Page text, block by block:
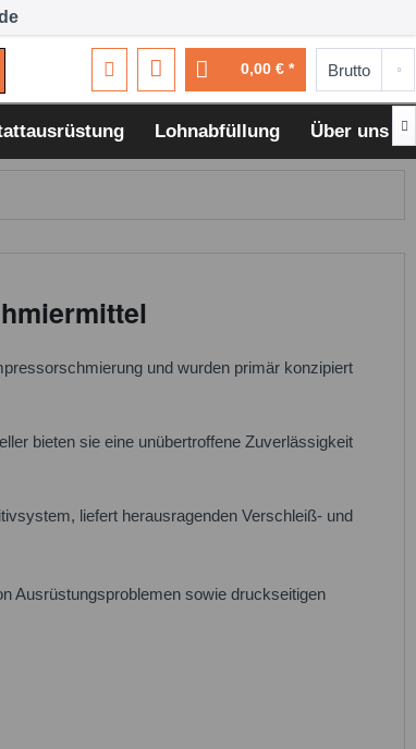
0,00 € *
Lohnabfüllung Über uns 
und wurden primär konzipiert
bieten sie eine unübertroffene Zuverlässigkeit
liefert herausragenden Verschleiß- und
Ausrüstungsproblemen sowie druckseitigen